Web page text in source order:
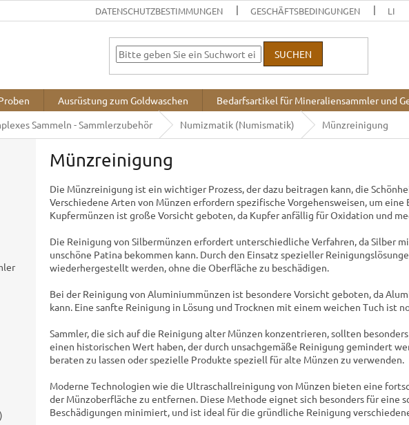
DATENSCHUTZBESTIMMUNGEN GESCHÄFTSBEDINGUNGEN
SUCHEN
Ausrüstung zum Goldwaschen Bedarfsartikel für Mineraliensammler und
Sammeln - Sammlerzubehör Numizmatik (Numismatik) Münzreinigung
Münzreinigung
Die Münzreinigung ist ein wichtiger Prozess, der dazu beitragen kann, die
Verschiedene Arten von Münzen erfordern spezifische Vorgehensweisen, um
Kupfermünzen ist große Vorsicht geboten, da Kupfer anfällig für Oxidation und
Die Reinigung von Silbermünzen erfordert unterschiedliche Verfahren, da Silber
unschöne Patina bekommen kann. Durch den Einsatz spezieller
wiederhergestellt werden, ohne die Oberfläche zu beschädigen.
Bei der Reinigung von Aluminiummünzen ist besondere Vorsicht geboten, da
kann. Eine sanfte Reinigung in Lösung und Trocknen mit einem weichen Tuch ist
Sammler, die sich auf die Reinigung alter Münzen konzentrieren, sollten
einen historischen Wert haben, der durch unsachgemäße Reinigung gemindert
beraten zu lassen oder spezielle Produkte speziell für alte Münzen zu verwenden.
Moderne Technologien wie die Ultraschallreinigung von Münzen bieten eine
der Münzoberfläche zu entfernen. Diese Methode eignet sich besonders für eine
Beschädigungen minimiert, und ist ideal für die gründliche Reinigung